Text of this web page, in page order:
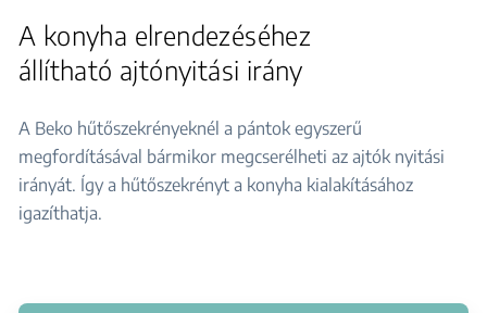
A konyha elrendezéséhez
állítható ajtónyitási irány
A Beko hűtőszekrényeknél a pántok egyszerű
megfordításával bármikor megcserélheti az ajtók nyitási
irányát. Így a hűtőszekrényt a konyha kialakításához
igazíthatja.